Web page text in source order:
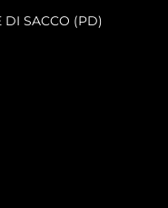
DI SACCO (PD)